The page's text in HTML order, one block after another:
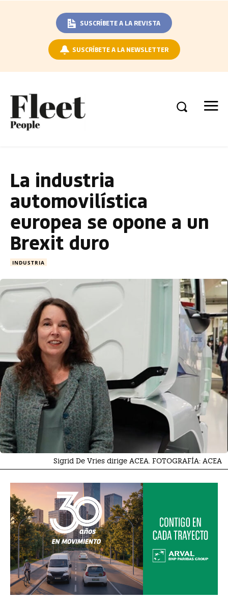
SUSCRÍBETE A LA REVISTA
SUSCRÍBETE A LA NEWSLETTER
La industria
automovilística
europea se opone a un
Brexit duro
INDUSTRIA
Sigrid De Vries dirige ACEA. FOTOGRAFÍA: ACEA